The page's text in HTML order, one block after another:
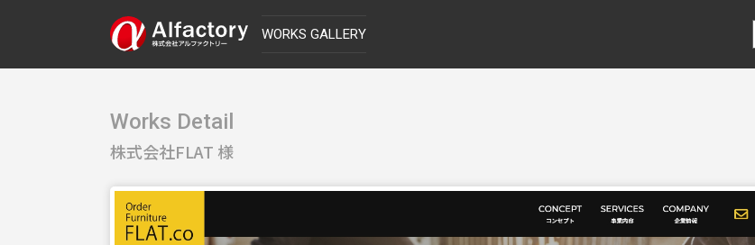
WORKS GALLERY
Works Detail
株式会社FLAT 様